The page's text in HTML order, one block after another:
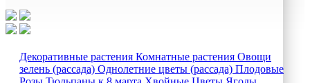
Декоративные растения Комнатные растения Овощи
зелень (рассада) Однолетние цветы (рассада) Плодовые